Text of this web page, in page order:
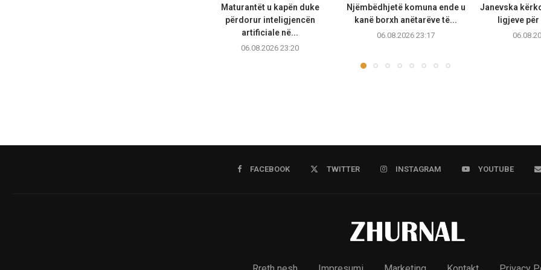
Maturantët u kapën duke
përdorur inteligjencën
artificiale në...
06.08.2026 23:20
Njëmbëdhjetë komuna ende u
kanë borxh anëtarëve të...
06.08.2026 23:17
Janevska
ligjeve
FACEBOOK TWITTER INSTAGRAM YOUTUBE